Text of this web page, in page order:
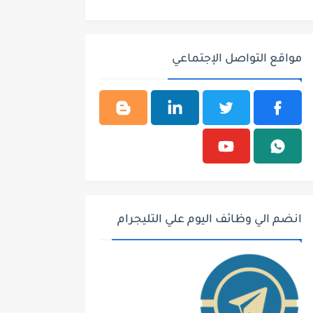
مواقع التواصل الإجتماعي
انضم الي وظائف اليوم علي التليجرام